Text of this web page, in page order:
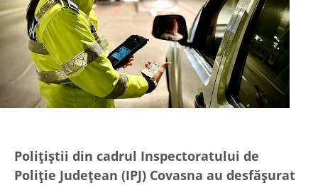
Polițiștii din cadrul Inspectoratului de
Poliție Județean (IPJ) Covasna au desfășurat